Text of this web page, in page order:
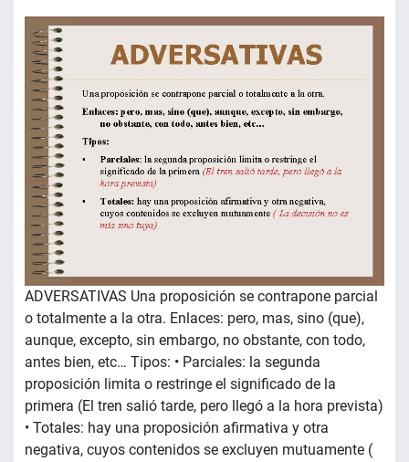
ADVERSATIVAS Una proposición se contrapone parcial
o totalmente a la otra. Enlaces: pero, mas, sino (que),
aunque, excepto, sin embargo, no obstante, con todo,
antes bien, etc… Tipos: • Parciales: la segunda
proposición limita o restringe el significado de la
primera (El tren salió tarde, pero llegó a la hora prevista)
• Totales: hay una proposición afirmativa y otra
negativa, cuyos contenidos se excluyen mutuamente (